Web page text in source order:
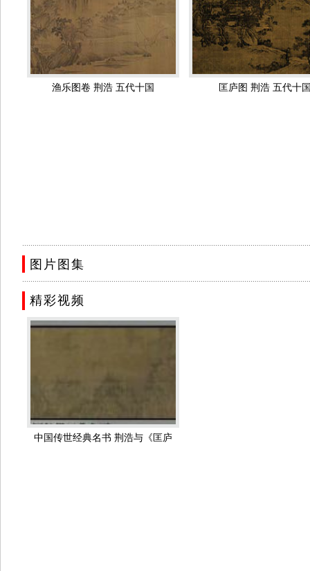
荆浩放眼于广阔空间的雄伟气象，这一变化反映了当时人们对大
为：峰、顶、峦、岭、岫、崖、岩、谷、峪、溪、涧等，并指出
近。”正是在从上下、远近、虚实、宾主以及各种物象的全方位审
嶂，林泉掩映，气势浩大。
荆浩好作秋冬之景，历代著录中有《秋山楼观图》、《秋山瑞霭
渔乐图卷 荆浩 五代十国 匡庐图 荆浩 五代十
图片图集
精彩视频
中国传世经典名书 荆浩与《匡庐